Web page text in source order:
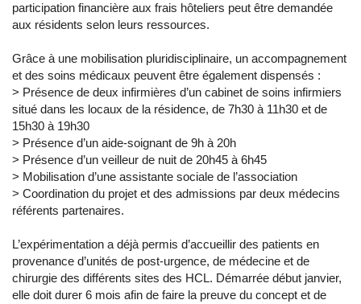
participation financière aux frais hôteliers peut être demandée
aux résidents selon leurs ressources.
Grâce à une mobilisation pluridisciplinaire, un accompagnement
et des soins médicaux peuvent être également dispensés :
> Présence de deux infirmières d’un cabinet de soins infirmiers
situé dans les locaux de la résidence, de 7h30 à 11h30 et de
15h30 à 19h30
> Présence d’un aide-soignant de 9h à 20h
> Présence d’un veilleur de nuit de 20h45 à 6h45
> Mobilisation d’une assistante sociale de l’association
> Coordination du projet et des admissions par deux médecins
référents partenaires.
L’expérimentation a déjà permis d’accueillir des patients en
provenance d’unités de post-urgence, de médecine et de
chirurgie des différents sites des HCL. Démarrée début janvier,
elle doit durer 6 mois afin de faire la preuve du concept et de